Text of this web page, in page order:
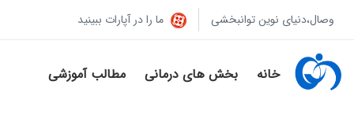
وصال،دنیای نوین توانبخشی ما را در آپارات ببینید
خانه بخش های درمانی مطالب آموزشی